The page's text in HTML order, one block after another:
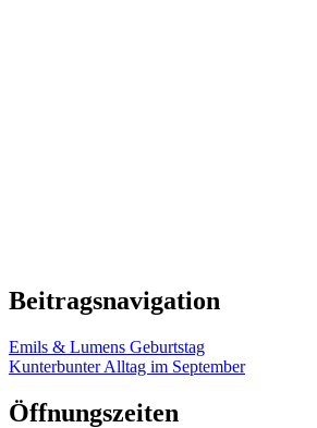
Beitragsnavigation
Emils & Lumens Geburtstag
Kunterbunter Alltag im September
Öffnungszeiten